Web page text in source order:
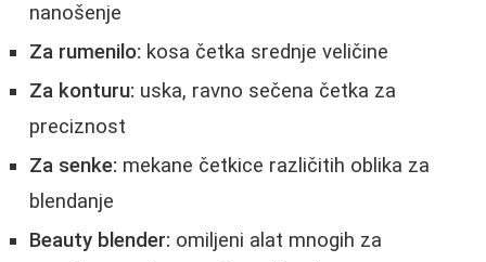
nanošenje
Za rumenilo: kosa četka srednje veličine
Za konturu: uska, ravno sečena četka za
preciznost
Za senke: mekane četkice različitih oblika za
blendanje
Beauty blender: omiljeni alat mnogih za